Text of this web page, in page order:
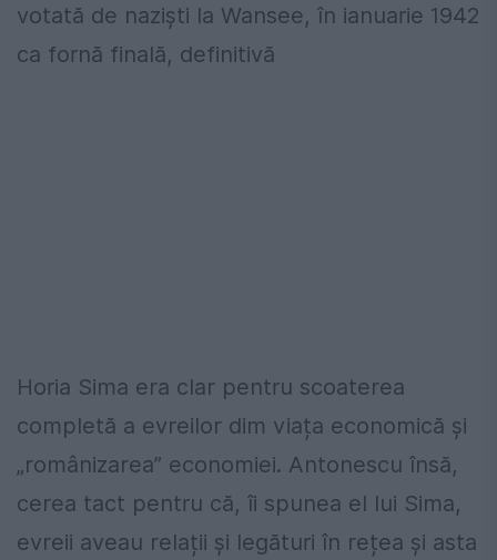
votată de naziști la Wansee, în ianuarie 1942
ca fornă finală, definitivă
Horia Sima era clar pentru scoaterea
completă a evreilor dim viața economică și
„românizarea” economiei. Antonescu însă,
cerea tact pentru că, îi spunea el lui Sima,
evreii aveau relații și legături în rețea și asta